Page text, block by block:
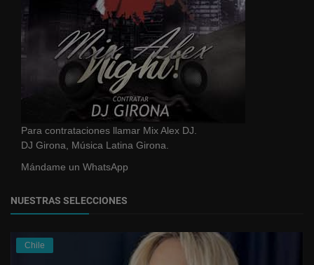
Para contrataciones llamar Mix Alex DJ.
DJ Girona, Música Latina Girona.
Mándame un WhatsApp
NUESTRAS SELECCIONES
Chile